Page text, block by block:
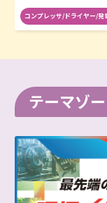
コンプレッサ/ドライヤー/発
テーマゾ